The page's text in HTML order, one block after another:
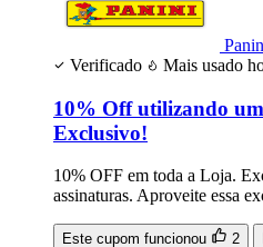
Verificado
Mais usado
10% Off utilizando
Exclusivo!
10% OFF em toda a Loja.
assinaturas. Aproveite essa
Este cupom funcionou 2